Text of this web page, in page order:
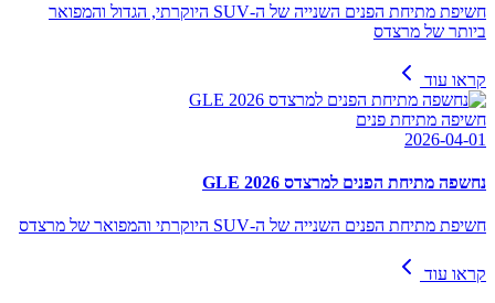
חשיפת מתיחת הפנים השנייה של ה-SUV היוקרתי, הגדול והמפואר
ביותר של מרצדס
קראו עוד
חשיפה מתיחת פנים
2026-04-01
נחשפה מתיחת הפנים למרצדס GLE 2026
חשיפת מתיחת הפנים השנייה של ה-SUV היוקרתי והמפואר של מרצדס
קראו עוד